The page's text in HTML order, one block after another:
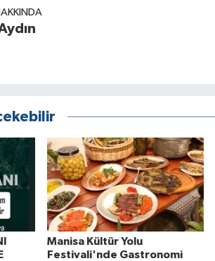
Manisa Kültür Yolu
Festivali'nde Gastronomi